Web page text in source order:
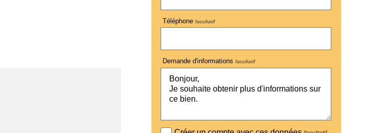
Téléphonefacultatif
Demande d'informationsfacultatif